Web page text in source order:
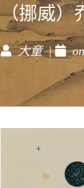
（挪威）
大童 | on